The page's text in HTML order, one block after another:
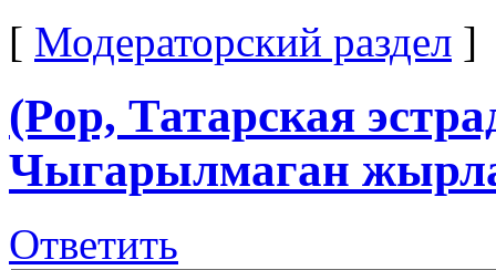
[ Модераторский раздел ]
(Pop, Татарская
Чыгарылмаган
Ответить